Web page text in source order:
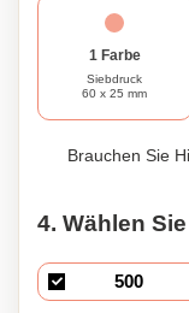
1 Farbe
Siebdruck
60 x 25 mm
Brauchen Sie
4. Wählen